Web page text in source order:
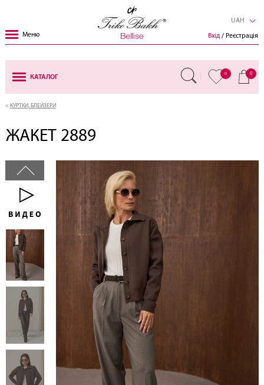
UAH
Меню
КАТАЛОГ
0 0
Вхід / Реєстрація
КУРТКИ, БЛЕЙЗЕРИ
ЖАКЕТ 2889